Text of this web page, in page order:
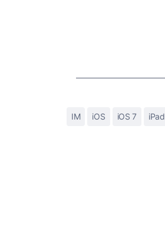
IM iOS iOS 7 iPad